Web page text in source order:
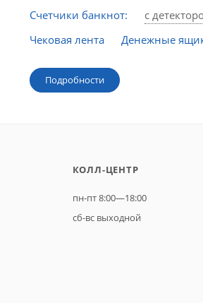
Счетчики банкнот:
с
Чековая лента
Денежные
Подробности
КОЛЛ-ЦЕНТР
пн-пт 8:00—18:00
сб-вс выходной